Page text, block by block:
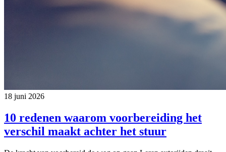
18 juni 2026
10 redenen waarom voorbereiding het
verschil maakt achter het stuur